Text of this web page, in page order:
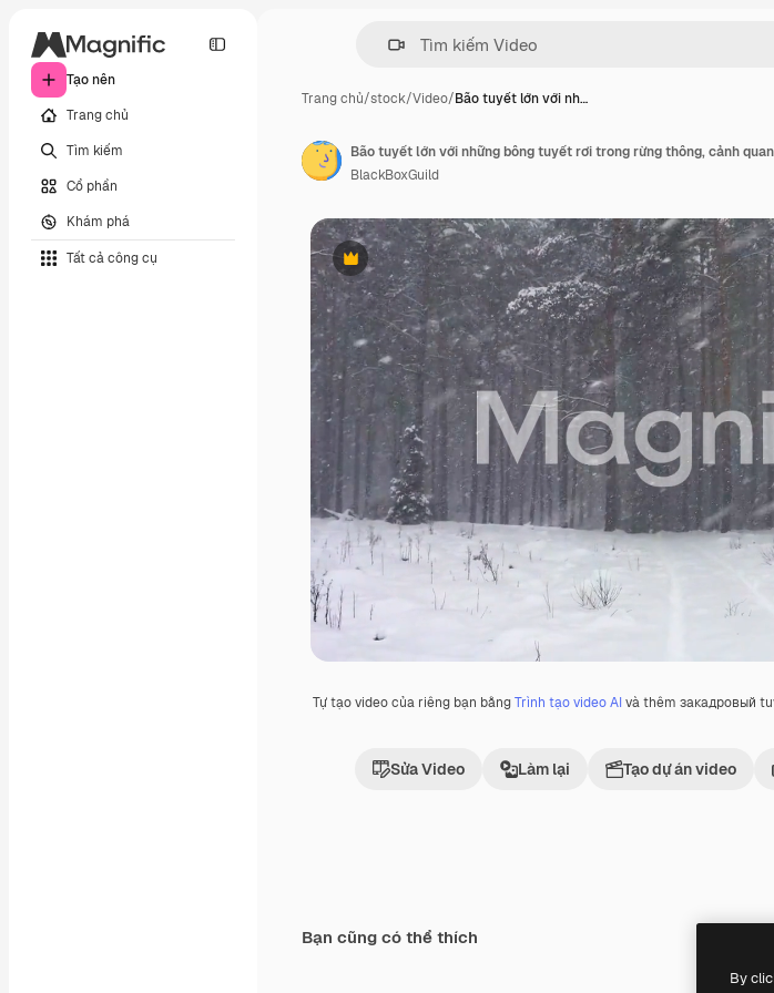
Tạo nên
Trang chủ
Tìm kiếm
Cổ phần
Khám phá
Tất cả công cụ
Trang chủ/stock/Video/Bão tuyết lớn với nh…
Phần thưởng
Tự tạo video của riêng bạn bằngTrình tạo video AIvà thêm закадровый
Sửa Video Làm lại Tạo dự án video
BlackBoxGuild
Bạn cũng có thể thích
By